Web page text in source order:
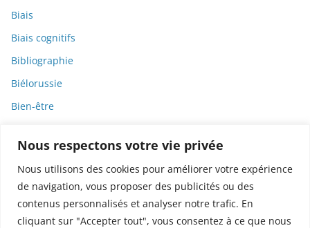
Nous respectons votre vie privée
Nous utilisons des cookies pour améliorer votre expérience
de navigation, vous proposer des publicités ou des
contenus personnalisés et analyser notre trafic. En
cliquant sur "Accepter tout", vous consentez à ce que nous
Biais
Biais cognitifs
Bibliographie
Biélorussie
Bien-être
Big bang
Bio
Biochimie
Biodiversité